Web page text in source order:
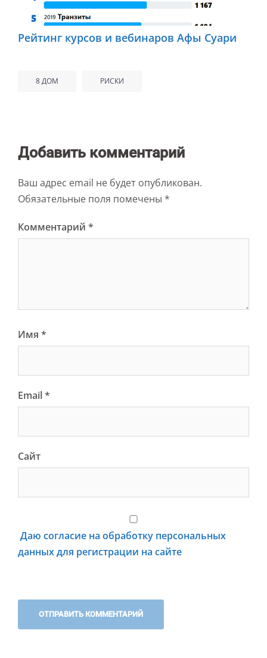
Рейтинг курсов и вебинаров Афы Суари
8 ДОМ РИСКИ
Добавить комментарий
Ваш адрес email не будет опубликован.
Обязательные поля помечены *
Комментарий *
Имя *
Email*
Сайт
Даю согласие на обработку персональных
данных для регистрации на сайте